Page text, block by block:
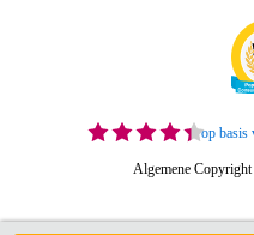
op basis
Algemene